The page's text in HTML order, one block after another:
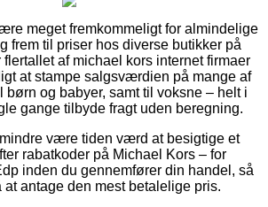
meget fremkommeligt for almindelige
frem til priser hos diverse butikker på
flertallet af michael kors internet firmaer
at stampe salgsværdien på mange af
børn og babyer, samt til voksne – helt i
gange tilbyde fragt uden beregning.
være tiden værd at besigtige et
rabatkoder på Michael Kors – for
inden du gennemfører din handel, så
antage den mest betalelige pris.